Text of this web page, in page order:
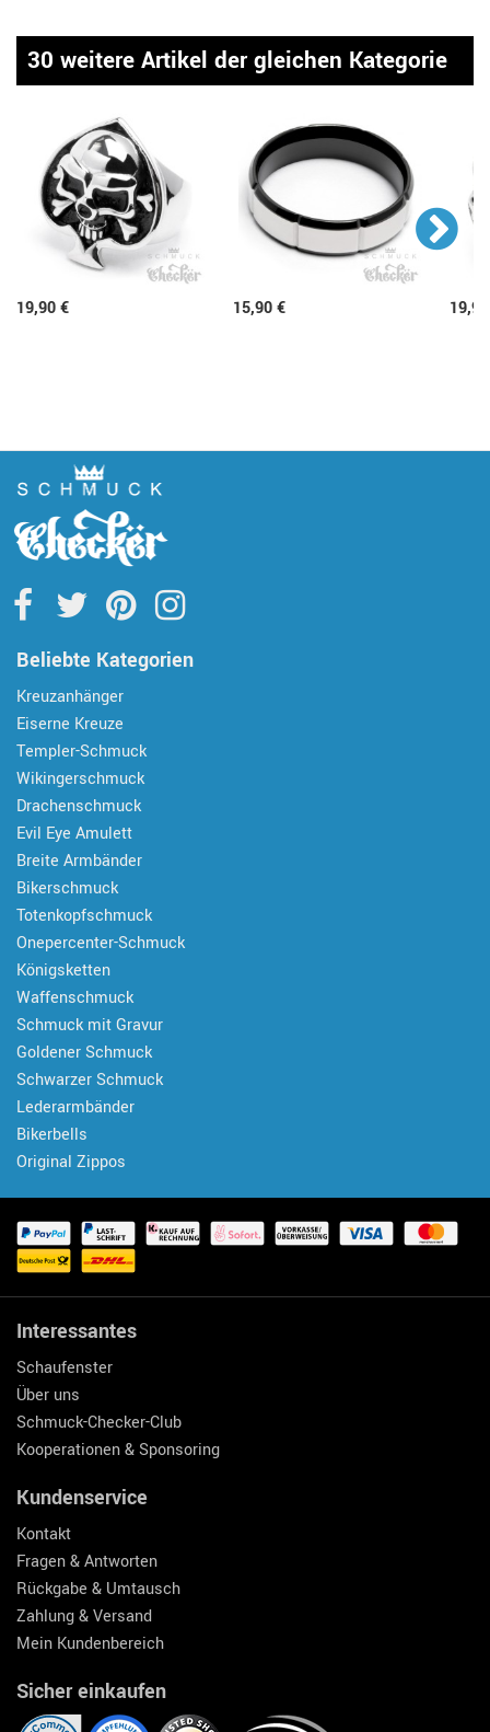
30 weitere Artikel der gleichen Kategorie
19,90 € 15,90 €
Beliebte Kategorien
Kreuzanhänger
Eiserne Kreuze
Templer-Schmuck
Wikingerschmuck
Drachenschmuck
Evil Eye Amulett
Breite Armbänder
Bikerschmuck
Totenkopfschmuck
Onepercenter-Schmuck
Königsketten
Waffenschmuck
Schmuck mit Gravur
Goldener Schmuck
Schwarzer Schmuck
Lederarmbänder
Bikerbells
Original Zippos
Interessantes
Schaufenster
Über uns
Schmuck-Checker-Club
Kooperationen & Sponsoring
Kundenservice
Kontakt
Fragen & Antworten
Rückgabe & Umtausch
Zahlung & Versand
Mein Kundenbereich
Sicher einkaufen